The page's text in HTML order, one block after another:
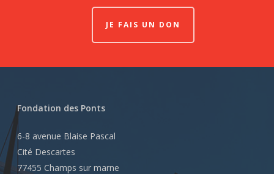
JE FAIS UN DON
Fondation des Ponts
6-8 avenue Blaise Pascal
Cité Descartes
77455 Champs sur marne